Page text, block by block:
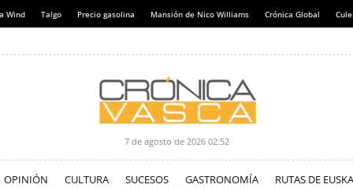
Wind Talgo Precio gasolina Mansión de Nico Williams Crónica Global
7 de agosto de 2026 02:52
OPINIÓN CULTURA SUCESOS GASTRONOMÍA RUTAS DE